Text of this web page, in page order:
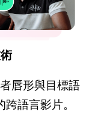
唇形與目標語
語言影片。